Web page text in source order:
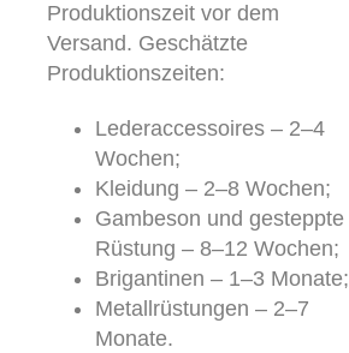
Produktionszeit vor dem
Versand. Geschätzte
Produktionszeiten:
Lederaccessoires – 2–4
Wochen;
Kleidung – 2–8 Wochen;
Gambeson und gesteppte
Rüstung – 8–12 Wochen;
Brigantinen – 1–3 Monate;
Metallrüstungen – 2–7
Monate.